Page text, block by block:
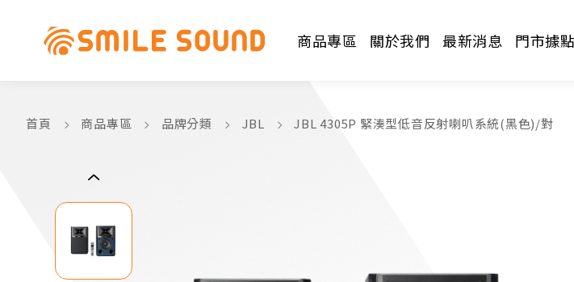
商品專區 關於我們 最新消息 門市據點
首頁 商品專區 品牌分類 JBL JBL 4305P 緊湊型低音反射喇叭系統(黑色)/對